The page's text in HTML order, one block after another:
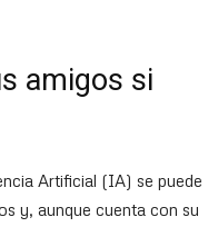
amigos si
Artificial (IA) se puede
y, aunque cuenta con su